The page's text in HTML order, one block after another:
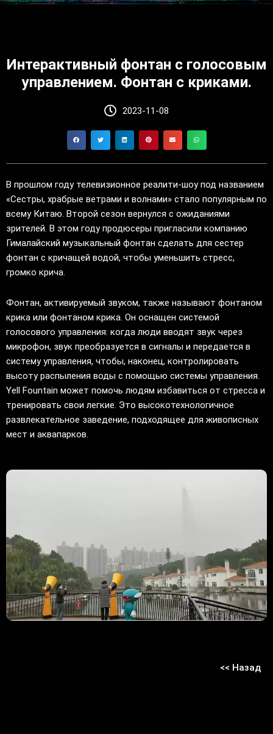
Интерактивный фонтан с голосовым
управлением. Фонтан с криками.
2023-11-08
В прошлом году телевизионное реалити-шоу под названием
«Сестры, храбрые ветрами и волнами» стало популярным по
всему Китаю. Второй сезон вернулся с ожиданиями
зрителей. В этом году продюсеры пригласили компанию
Гималайский музыкальный фонтан сделать для сестер
фонтан с кричащей водой, чтобы уменьшить стресс,
громко крича.
Фонтан, активируемый звуком, также называют фонтаном
крика или фонтаном крика. Он оснащен системой
голосового управления: когда люди вводят звук через
микрофон, звук преобразуется в сигналы и передается в
систему управления, чтобы, наконец, контролировать
высоту распыления воды с помощью системы управления.
Yell Fountain может помочь людям избавиться от стресса и
тренировать свои легкие. Это высокотехнологичное
развлекательное заведение, подходящее для живописных
мест и аквапарков.
<< Назад